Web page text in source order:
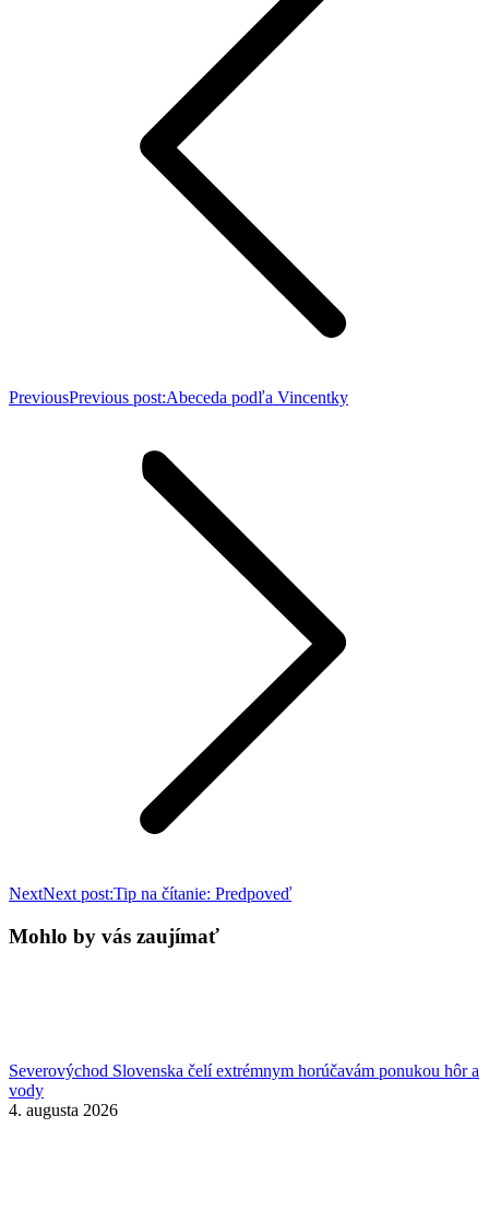
PreviousPrevious post:Abeceda podľa Vincentky
NextNext post:Tip na čítanie: Predpoveď
Mohlo by vás zaujímať
Severovýchod Slovenska čelí extrémnym horúčavám ponukou hôr a
vody
4. augusta 2026